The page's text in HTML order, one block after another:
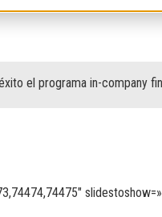
el programa in-company